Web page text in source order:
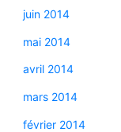
juin 2014
mai 2014
avril 2014
mars 2014
février 2014